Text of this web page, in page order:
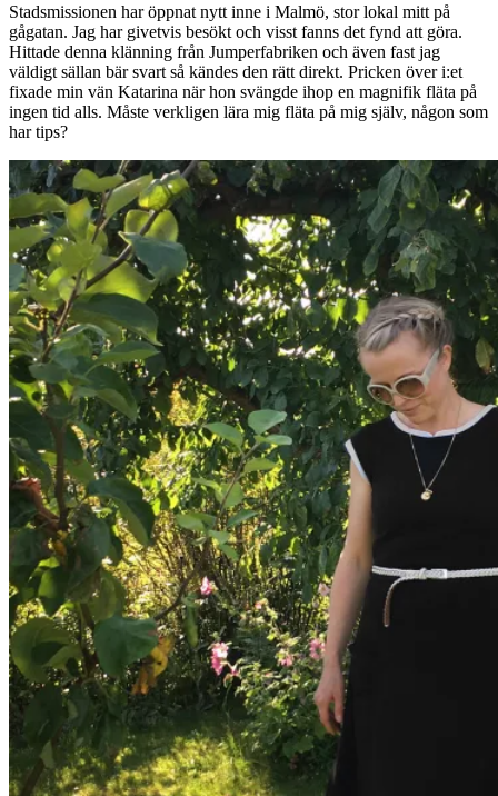
Stadsmissionen har öppnat nytt inne i Malmö, stor lokal mitt på
gågatan. Jag har givetvis besökt och visst fanns det fynd att göra.
Hittade denna klänning från Jumperfabriken och även fast jag
väldigt sällan bär svart så kändes den rätt direkt. Pricken över i:et
fixade min vän Katarina när hon svängde ihop en magnifik fläta på
ingen tid alls. Måste verkligen lära mig fläta på mig själv, någon som
har tips?